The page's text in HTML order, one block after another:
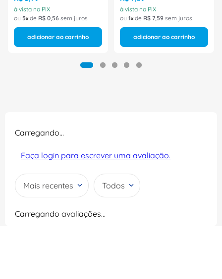
à vista no PIX
ou 5 de R$ 0,56 sem juros
adicionar ao carrinho
à vista no PIX
ou 1 de R$ 7,59 sem juros
adicionar ao carrinho
Carregando…
Faça login para escrever uma avaliação.
Mais recentes Todos
Carregando avaliações…